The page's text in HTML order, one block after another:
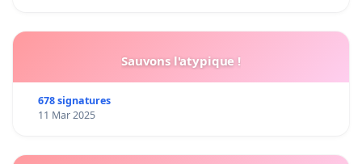
Sauvons l'atypique !
678 signatures
11 Mar 2025